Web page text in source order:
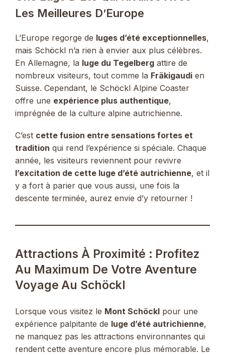
Les Meilleures D’Europe
L’Europe regorge de luges d’été exceptionnelles,
mais Schöckl n’a rien à envier aux plus célèbres.
En Allemagne, la luge du Tegelberg attire de
nombreux visiteurs, tout comme la Fräkigaudi en
Suisse. Cependant, le Schöckl Alpine Coaster
offre une expérience plus authentique,
imprégnée de la culture alpine autrichienne.
C’est cette fusion entre sensations fortes et
tradition qui rend l’expérience si spéciale. Chaque
année, les visiteurs reviennent pour revivre
l’excitation de cette luge d’été autrichienne, et il
y a fort à parier que vous aussi, une fois la
descente terminée, aurez envie d’y retourner !
Attractions À Proximité : Profitez
Au Maximum De Votre Aventure
Voyage Au Schöckl
Lorsque vous visitez le Mont Schöckl pour une
expérience palpitante de luge d’été autrichienne,
ne manquez pas les attractions environnantes qui
rendent cette aventure encore plus mémorable. Le